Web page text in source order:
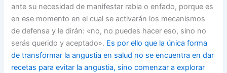
ante su necesidad de manifestar rabia o enfado, porque es
en ese momento en el cual se activarán los mecanismos
de defensa y le dirán: «no, no puedes hacer eso, sino no
serás querido y aceptado». Es por ello que la única forma
de transformar la angustia en salud no se encuentra en dar
recetas para evitar la angustia, sino comenzar a explorar